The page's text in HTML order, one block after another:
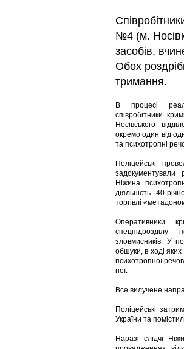
№4 (м.
засобів,
Обох
тримання.
В процесі
співробітники
Носівського
окремо один від
та психотропні
Поліцейські
Ніжина
діяльність 40-
торгівлі
Оперативники
зловмисників. У
обшуки, в ході яких
психотропної
неї.
Все вилучене
Поліцейські
України та
Наразі слідчі